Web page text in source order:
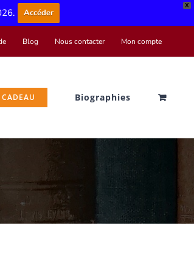
X
Accéder
Blog Nous contacter Mon compte
Biographies